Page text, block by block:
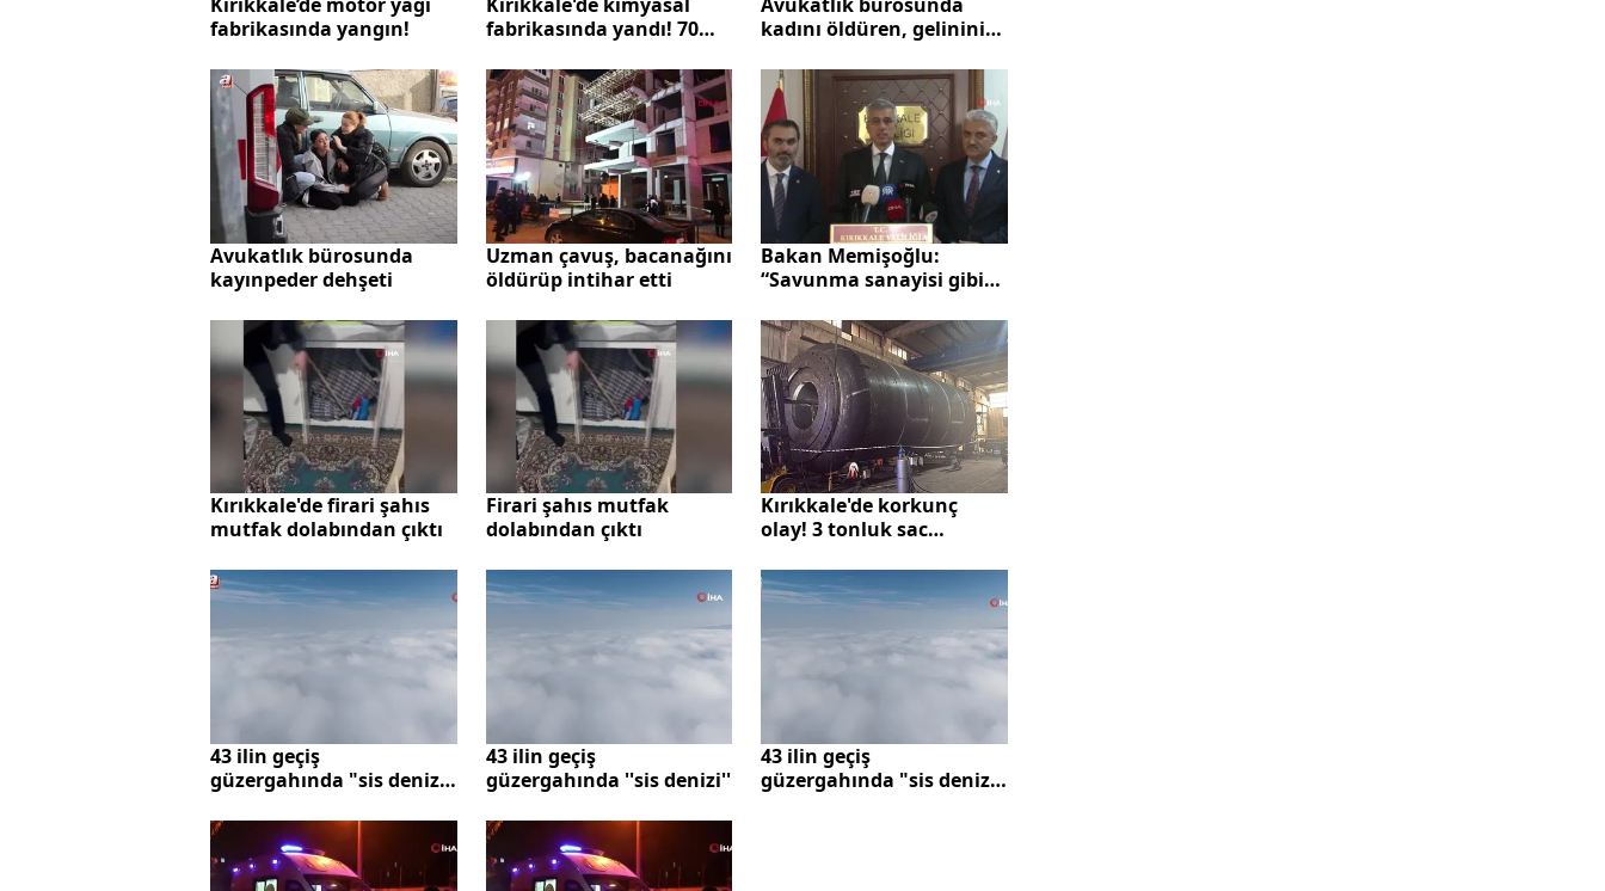
fabrikasında yangın!
fabrikasında yandı! 70
kadını öldüren, gelinini
adliyede
Avukatlık bürosunda
kayınpeder dehşeti
Uzman çavuş, bacanağını
öldürüp intihar etti
Bakan Memişoğlu:
“Savunma sanayisi gibi
güçlendirmeye kararlıyız”
Kırıkkale'de firari şahıs
mutfak dolabından çıktı
Firari şahıs mutfak
dolabından çıktı
Kırıkkale'de korkunç
olay! 3 tonluk sac
43 ilin geçiş
güzergahında "sis denizi"
43 ilin geçiş
güzergahında ''sis denizi''
43 ilin geçiş
güzergahında "sis denizi"